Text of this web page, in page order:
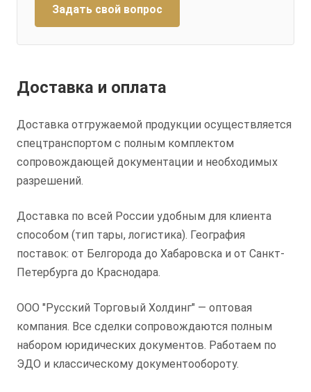
Задать свой вопрос
Доставка и оплата
Доставка отгружаемой продукции осуществляется
спецтранспортом с полным комплектом
сопровождающей документации и необходимых
разрешений.
Доставка по всей России удобным для клиента
способом (тип тары, логистика). География
поставок: от Белгорода до Хабаровска и от Санкт-
Петербурга до Краснодара.
ООО "Русский Торговый Холдинг" — оптовая
компания. Все сделки сопровождаются полным
набором юридических документов. Работаем по
ЭДО и классическому документообороту.